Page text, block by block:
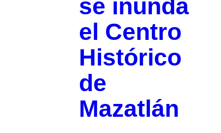
se inunda
el Centro
Histórico
de
Mazatlán